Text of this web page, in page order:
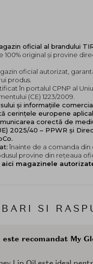
SI
recomandat My
oficial al brandului
100% original și provine
oficial autorizat,
produs.
în portalul CPNP al
(CE) 1223/2009.
și informațiile
cerințele europene
corectă de
2025/40 – PPWR și
înainte de a comanda din
provine din rețeaua
aici magazinele